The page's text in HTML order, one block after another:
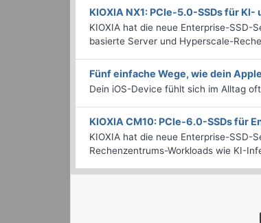
KIOXIA NX1: PCIe-5.0-SSDs für
KIOXIA hat die neue Enterprise-SSD-
basierte Server und Hyperscale-
Fünf einfache Wege, wie dein
Dein iOS-Device fühlt sich im Alltag
KIOXIA CM10: PCIe-6.0-SSDs für
KIOXIA hat die neue Enterprise-SSD-
Rechenzentrums-Workloads wie KI-